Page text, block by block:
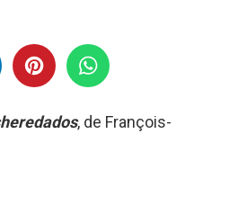
, de François-